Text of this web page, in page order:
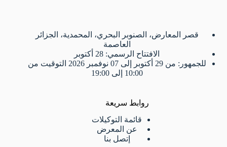
قصر المعارض، الصنوبر البحري، المحمدية، الجزائر
العاصمة
الافتتاح الرسمي: 28 أكتوبر
للجمهور: من 29 أكتوبر إلى 07 نوفمبر 2026 التوقيت من
10:00 إلى 19:00
روابط سريعة
قائمة التوكيلات
عن المعرض
إتصل بنا